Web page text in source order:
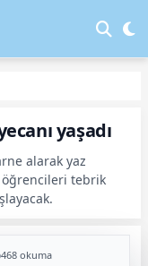
yaşadı
alarak yaz
tebrik
468 okuma